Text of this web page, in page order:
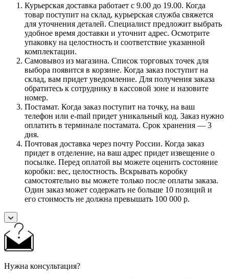
Курьерская доставка работает с 9.00 до 19.00. Когда
товар поступит на склад, курьерская служба свяжется
для уточнения деталей. Специалист предложит выбрать
удобное время доставки и уточнит адрес. Осмотрите
упаковку на целостность и соответствие указанной
комплектации.
Самовывоз из магазина. Список торговых точек для
выбора появится в корзине. Когда заказ поступит на
склад, вам придет уведомление. Для получения заказа
обратитесь к сотруднику в кассовой зоне и назовите
номер.
Постамат. Когда заказ поступит на точку, на ваш
телефон или e-mail придет уникальный код. Заказ нужно
оплатить в терминале постамата. Срок хранения — 3
дня.
Почтовая доставка через почту России. Когда заказ
придет в отделение, на ваш адрес придет извещение о
посылке. Перед оплатой вы можете оценить состояние
коробки: вес, целостность. Вскрывать коробку
самостоятельно вы можете только после оплаты заказа.
Один заказ может содержать не больше 10 позиций и
его стоимость не должна превышать 100 000 р.
Нужна консультация?